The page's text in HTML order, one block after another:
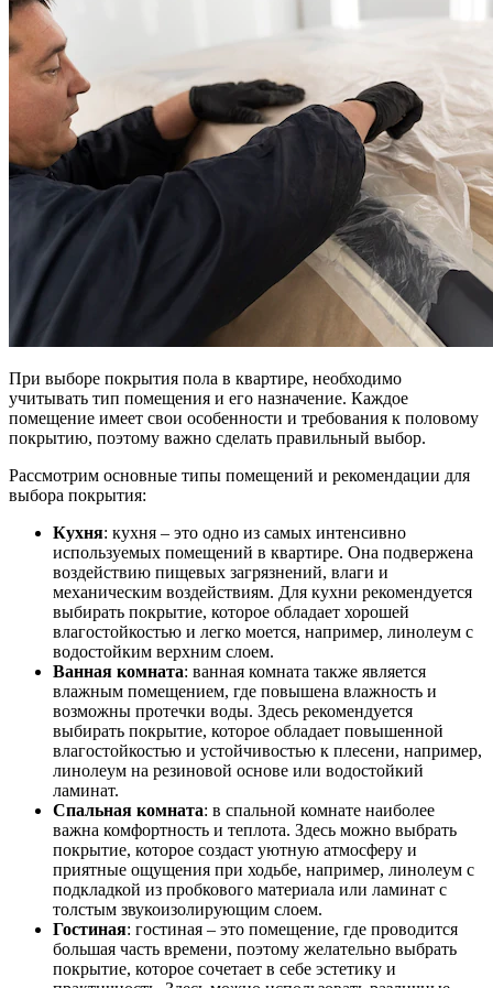
При выборе покрытия пола в квартире, необходимо
учитывать тип помещения и его назначение. Каждое
помещение имеет свои особенности и требования к половому
покрытию, поэтому важно сделать правильный выбор.
Рассмотрим основные типы помещений и рекомендации для
выбора покрытия:
Кухня: кухня – это одно из самых интенсивно
используемых помещений в квартире. Она подвержена
воздействию пищевых загрязнений, влаги и
механическим воздействиям. Для кухни рекомендуется
выбирать покрытие, которое обладает хорошей
влагостойкостью и легко моется, например, линолеум с
водостойким верхним слоем.
Ванная комната: ванная комната также является
влажным помещением, где повышена влажность и
возможны протечки воды. Здесь рекомендуется
выбирать покрытие, которое обладает повышенной
влагостойкостью и устойчивостью к плесени, например,
линолеум на резиновой основе или водостойкий
ламинат.
Спальная комната: в спальной комнате наиболее
важна комфортность и теплота. Здесь можно выбрать
покрытие, которое создаст уютную атмосферу и
приятные ощущения при ходьбе, например, линолеум с
подкладкой из пробкового материала или ламинат с
толстым звукоизолирующим слоем.
Гостиная: гостиная – это помещение, где проводится
большая часть времени, поэтому желательно выбрать
покрытие, которое сочетает в себе эстетику и